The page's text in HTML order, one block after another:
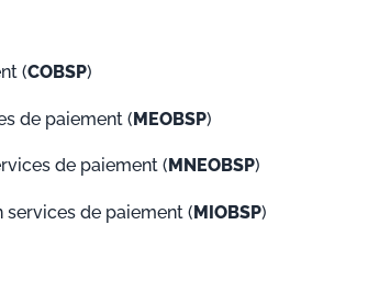
(COBSP)
de paiement (MEOBSP)
de paiement ( MNEOBSP)
de paiement (MIOBSP)